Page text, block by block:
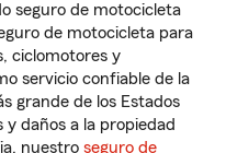
seguro de motocicleta
de motocicleta para
ciclomotores y
servicio confiable de la
grande de los Estados
y daños a la propiedad
nuestro seguro de